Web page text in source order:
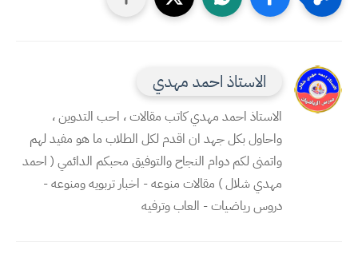
الاستاذ احمد مهدي
الاستاذ احمد مهدي كاتب مقالات ، احب التدوين ،
واحاول بكل جهد ان اقدم لكل الطلاب ما هو مفيد لهم
واتمنى لكم دوام النجاح والتوفيق محبكم الدائمي ( احمد
مهدي شلال ) مقالات منوعه - اخبار تربويه ومنوعه -
دروس رياضيات - العاب وترفيه